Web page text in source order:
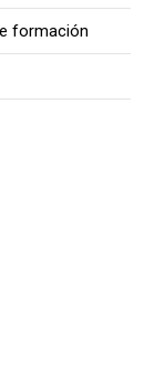
formación